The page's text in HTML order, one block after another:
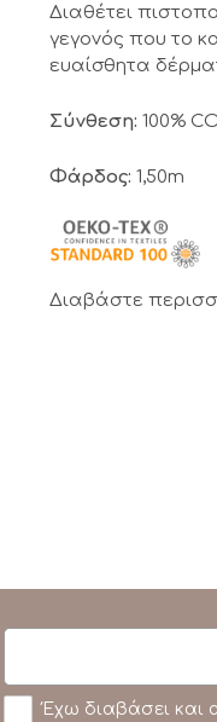
Διαθέτει
γεγονός που το
ευαίσθητα
Σύνθεση: 100%
Φάρδος: 1,50m
Διαβάστε
Έχω διαβάσει και